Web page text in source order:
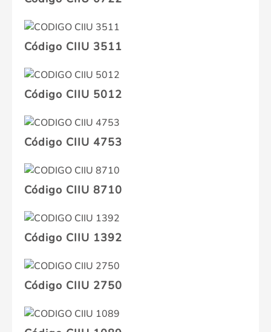
Código CIIU 3511
Código CIIU 5012
Código CIIU 4753
Código CIIU 8710
Código CIIU 1392
Código CIIU 2750